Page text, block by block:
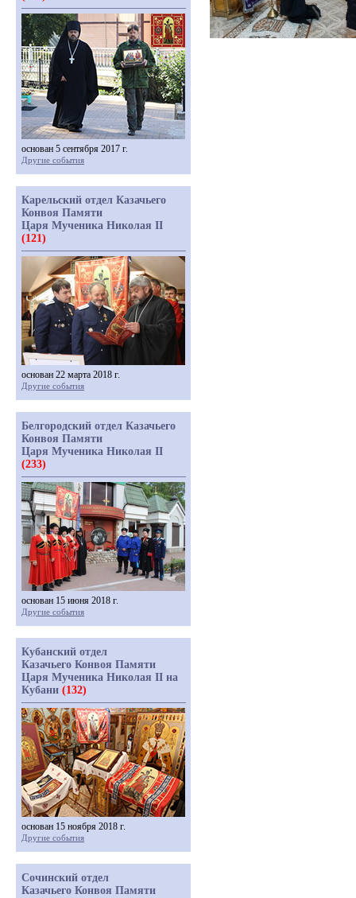
основан 5 сентября 2017 г.
Другие события
Карельский отдел Казачьего
Конвоя Памяти
Царя Мученика Николая II
(121)
основан 22 марта 2018 г.
Другие события
Белгородский отдел Казачьего
Конвоя Памяти
Царя Мученика Николая II
(233)
основан 15 июня 2018 г.
Другие события
Кубанский отдел
Казачьего Конвоя Памяти
Царя Мученика Николая II на
Кубани (132)
основан 15 ноября 2018 г.
Другие события
Сочинский отдел
Казачьего Конвоя Памяти